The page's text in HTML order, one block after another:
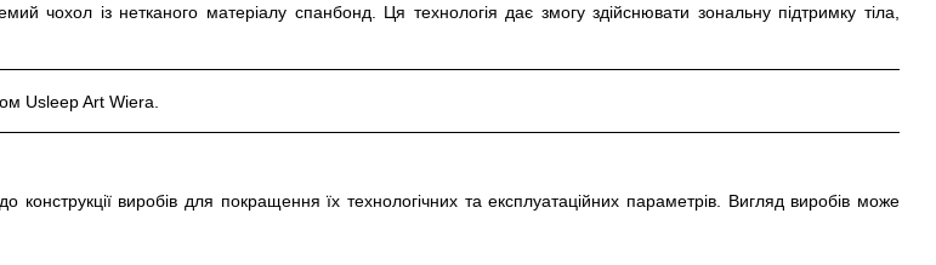
чохол із нетканого матеріалу спанбонд. Ця технологія дає змогу здійснювати зональну підтримку тіла,
Usleep Art Wiera.
виробів для покращення їх технологічних та експлуатаційних параметрів. Вигляд виробів може